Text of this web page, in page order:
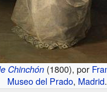
Chinchón(1800), por
Museo del Prado, Madrid.